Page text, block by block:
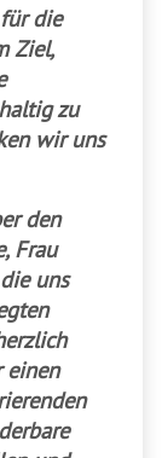
die
Ziel,
zu
wir uns
den
Frau
uns
einen